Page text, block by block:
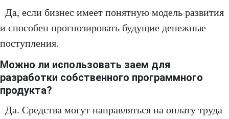
Да, если бизнес имеет понятную модель развития
и способен прогнозировать будущие денежные
поступления.
Можно ли использовать заем для
разработки собственного программного
продукта?
Да. Средства могут направляться на оплату труда